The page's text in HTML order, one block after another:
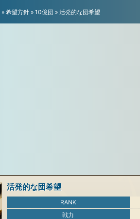
» 希望方針 » 10億団 » 活発的な団希望
活発的な団希望
RANK
戦力